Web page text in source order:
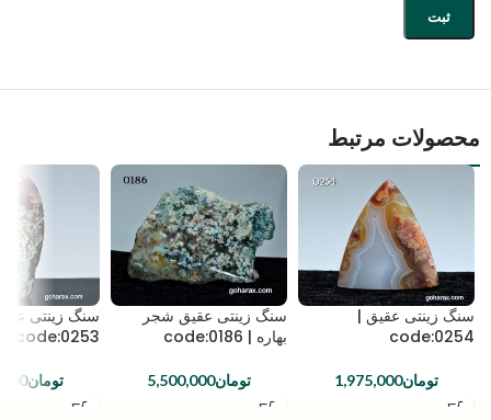
محصولات مرتبط
سنگ زینتی عقیق |
code:0254
تومان1,975,000
سنگ زینتی عقیق شجر
بهاره | code:0186
تومان5,500,000
سنگ زینتی
code:0253
تومان